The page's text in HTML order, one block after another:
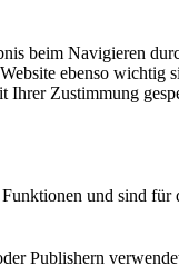
beim Navigieren
ebenso wichtig
Zustimmung
und sind
Publishern